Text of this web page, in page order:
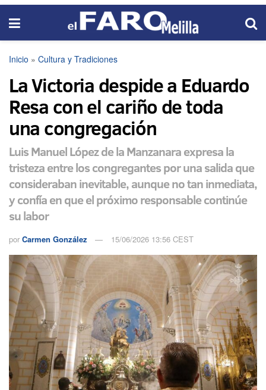
Inicio » Cultura y Tradiciones
La Victoria despide a Eduardo
Resa con el cariño de toda
una congregación
Luis Manuel López de la Manzanara expresa la
tristeza entre los congregantes por una salida que
consideraban inevitable, aunque no tan inmediata,
y confía en que el próximo responsable continúe
su labor
por Carmen González 15/06/2026 13:56 CEST